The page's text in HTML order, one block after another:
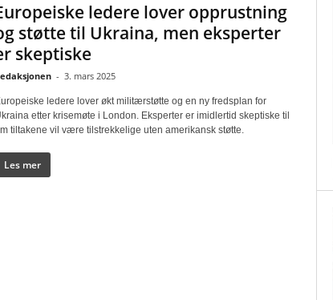
ledere lover opprustning
støtte til Ukraina, men eksperter
skeptiske
- 3. mars 2025
ledere lover økt militærstøtte og en ny fredsplan for
etter krisemøte i London. Eksperter er imidlertid skeptiske til
tiltakene vil være tilstrekkelige uten amerikansk støtte.
Les mer